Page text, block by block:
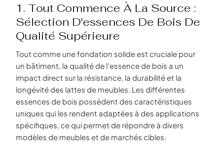
1. Tout Commence À La Source :
Sélection D'essences De Bois De
Qualité Supérieure
Tout comme une fondation solide est cruciale pour
un bâtiment, la qualité de l'essence de bois a un
impact direct sur la résistance, la durabilité et la
longévité des lattes de meubles. Les différentes
essences de bois possèdent des caractéristiques
uniques qui les rendent adaptées à des applications
spécifiques, ce qui permet de répondre à divers
modèles de meubles et de marchés cibles.